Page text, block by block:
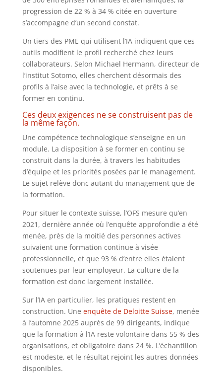
progression de 22 % à 34 % citée en ouverture
s’accompagne d’un second constat.
Un tiers des PME qui utilisent l’IA indiquent que ces
outils modifient le profil recherché chez leurs
collaborateurs. Selon Michael Hermann, directeur de
l’institut Sotomo, elles cherchent désormais des
profils à l’aise avec la technologie, et prêts à se
former en continu.
Ces deux exigences ne se construisent pas de
la même façon.
Une compétence technologique s’enseigne en un
module. La disposition à se former en continu se
construit dans la durée, à travers les habitudes
d’équipe et les priorités posées par le management.
Le sujet relève donc autant du management que de
la formation.
Pour situer le contexte suisse, l’OFS mesure qu’en
2021, dernière année où l’enquête approfondie a été
menée, près de la moitié des personnes actives
suivaient une formation continue à visée
professionnelle, et que 93 % d’entre elles étaient
soutenues par leur employeur. La culture de la
formation est donc largement installée.
Sur l’IA en particulier, les pratiques restent en
construction. Une enquête de Deloitte Suisse, menée
à l’automne 2025 auprès de 99 dirigeants, indique
que la formation à l’IA reste volontaire dans 55 % des
organisations, et obligatoire dans 24 %. L’échantillon
est modeste, et le résultat rejoint les autres données
disponibles.